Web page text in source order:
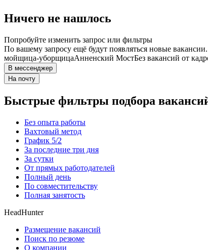
Ничего не нашлось
Попробуйте изменить запрос или фильтры
По вашему запросу ещё будут появляться новые
мойщица-уборщицаАнненский МостБез вакансий от
В мессенджер
На почту
Быстрые фильтры подбора
Без опыта работы
Вахтовый метод
График 5/2
За последние три дня
За сутки
От прямых работодателей
Полный день
По совместительству
Полная занятость
HeadHunter
Размещение вакансий
Поиск по резюме
О компании